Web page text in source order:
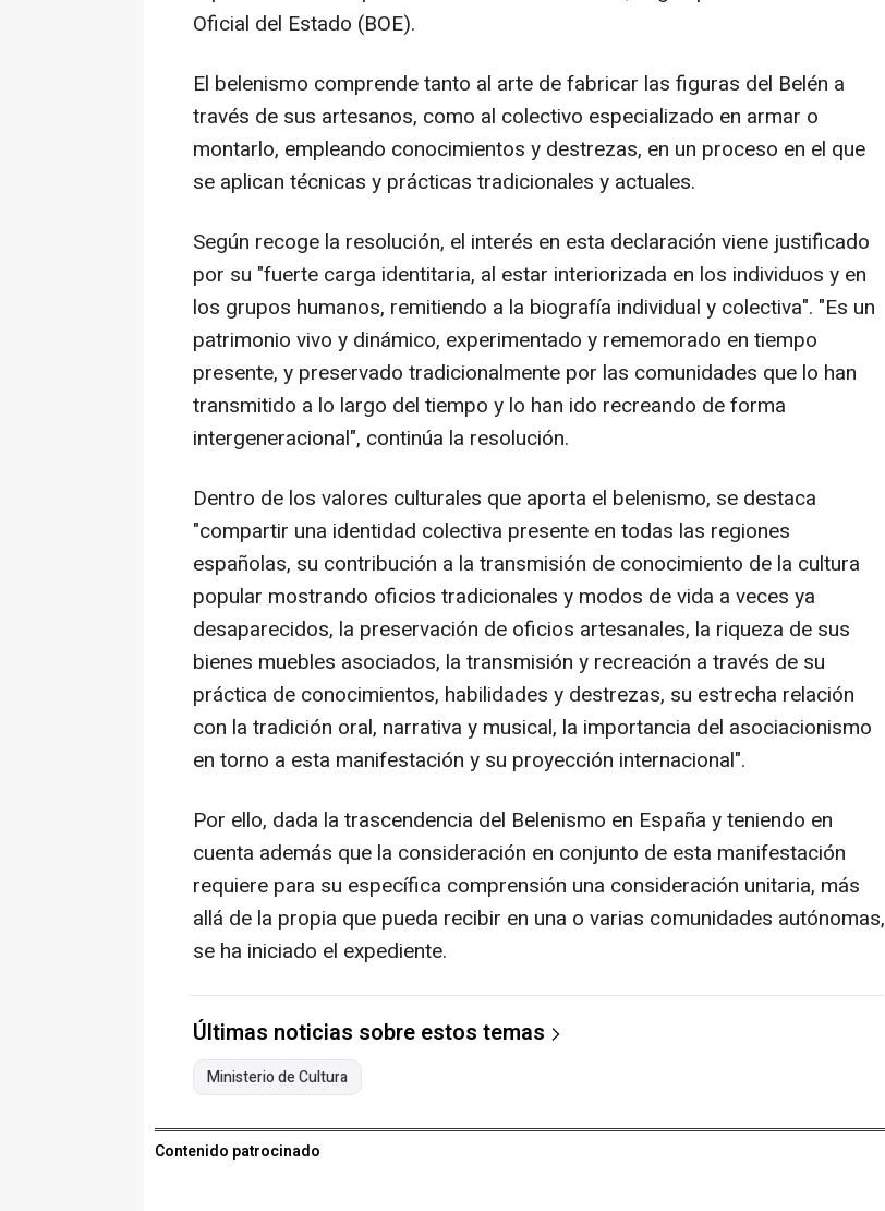
Oficial del Estado (BOE).
El belenismo comprende tanto al arte de fabricar las figuras del Belén a
través de sus artesanos, como al colectivo especializado en armar o
montarlo, empleando conocimientos y destrezas, en un proceso en el que
se aplican técnicas y prácticas tradicionales y actuales.
Según recoge la resolución, el interés en esta declaración viene justificado
por su "fuerte carga identitaria, al estar interiorizada en los individuos y en
los grupos humanos, remitiendo a la biografía individual y colectiva". "Es un
patrimonio vivo y dinámico, experimentado y rememorado en tiempo
presente, y preservado tradicionalmente por las comunidades que lo han
transmitido a lo largo del tiempo y lo han ido recreando de forma
intergeneracional", continúa la resolución.
Dentro de los valores culturales que aporta el belenismo, se destaca
"compartir una identidad colectiva presente en todas las regiones
españolas, su contribución a la transmisión de conocimiento de la cultura
popular mostrando oficios tradicionales y modos de vida a veces ya
desaparecidos, la preservación de oficios artesanales, la riqueza de sus
bienes muebles asociados, la transmisión y recreación a través de su
práctica de conocimientos, habilidades y destrezas, su estrecha relación
con la tradición oral, narrativa y musical, la importancia del asociacionismo
en torno a esta manifestación y su proyección internacional".
Por ello, dada la trascendencia del Belenismo en España y teniendo en
cuenta además que la consideración en conjunto de esta manifestación
requiere para su específica comprensión una consideración unitaria, más
allá de la propia que pueda recibir en una o varias comunidades autónomas,
se ha iniciado el expediente.
Últimas noticias sobre estos temas
Ministerio de Cultura
Contenido patrocinado